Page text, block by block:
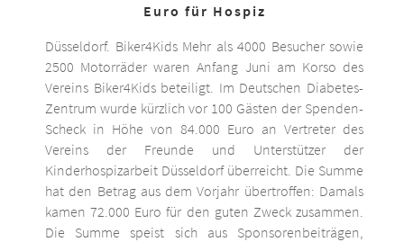
Euro für Hospiz
Düsseldorf. Biker4Kids Mehr als 4000 Besucher sowie
2500 Motorräder waren Anfang Juni am Korso des
Vereins Biker4Kids beteiligt. Im Deutschen Diabetes-
Zentrum wurde kürzlich vor 100 Gästen der Spenden-
Scheck in Höhe von 84.000 Euro an Vertreter des
Vereins der Freunde und Unterstützer der
Kinderhospizarbeit Düsseldorf überreicht. Die Summe
hat den Betrag aus dem Vorjahr übertroffen: Damals
kamen 72.000 Euro für den guten Zweck zusammen.
Die Summe speist sich aus Sponsorenbeiträgen,